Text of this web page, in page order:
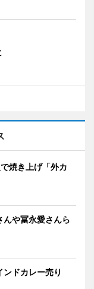
焼き上げ「外カ
や冨永愛さんら
ドカレー売り